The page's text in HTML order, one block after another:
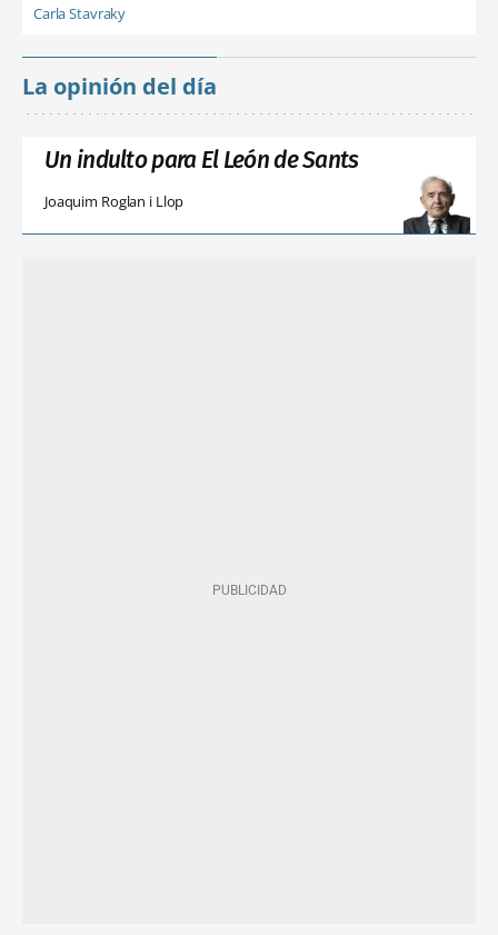
Carla Stavraky
La opinión del día
Un indulto para El León de Sants
Joaquim Roglan i Llop